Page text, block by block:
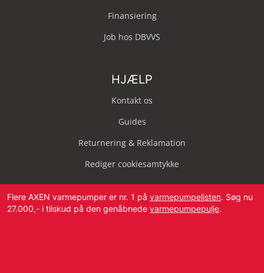
Finansiering
Job hos DBVVS
HJÆLP
Kontakt os
Guides
Returnering & Reklamation
Rediger cookiesamtykke
Flere AXEN varmepumper er nr. 1 på varmepumpelisten. Søg nu
27.000,- i tilskud på den genåbnede varmepumpepulje.